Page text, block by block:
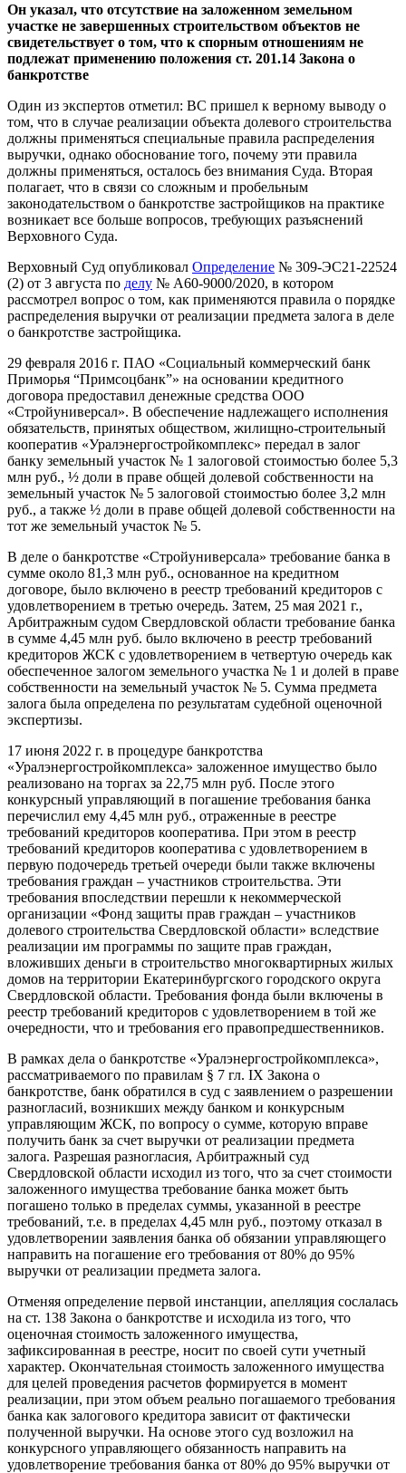
Он указал, что отсутствие на заложенном земельном
участке не завершенных строительством объектов не
свидетельствует о том, что к спорным отношениям не
подлежат применению положения ст. 201.14 Закона о
банкротстве
Один из экспертов отметил: ВС пришел к верному выводу о
том, что в случае реализации объекта долевого строительства
должны применяться специальные правила распределения
выручки, однако обоснование того, почему эти правила
должны применяться, осталось без внимания Суда. Вторая
полагает, что в связи со сложным и пробельным
законодательством о банкротстве застройщиков на практике
возникает все больше вопросов, требующих разъяснений
Верховного Суда.
Верховный Суд опубликовал Определение № 309-ЭС21-22524
(2) от 3 августа по делу № А60-9000/2020, в котором
рассмотрел вопрос о том, как применяются правила о порядке
распределения выручки от реализации предмета залога в деле
о банкротстве застройщика.
29 февраля 2016 г. ПАО «Социальный коммерческий банк
Приморья “Примсоцбанк”» на основании кредитного
договора предоставил денежные средства ООО
«Стройуниверсал». В обеспечение надлежащего исполнения
обязательств, принятых обществом, жилищно-строительный
кооператив «Уралэнергостройкомплекс» передал в залог
банку земельный участок № 1 залоговой стоимостью более 5,3
млн руб., ½ доли в праве общей долевой собственности на
земельный участок № 5 залоговой стоимостью более 3,2 млн
руб., а также ½ доли в праве общей долевой собственности на
тот же земельный участок № 5.
В деле о банкротстве «Стройуниверсала» требование банка в
сумме около 81,3 млн руб., основанное на кредитном
договоре, было включено в реестр требований кредиторов с
удовлетворением в третью очередь. Затем, 25 мая 2021 г.,
Арбитражным судом Свердловской области требование банка
в сумме 4,45 млн руб. было включено в реестр требований
кредиторов ЖСК с удовлетворением в четвертую очередь как
обеспеченное залогом земельного участка № 1 и долей в праве
собственности на земельный участок № 5. Сумма предмета
залога была определена по результатам судебной оценочной
экспертизы.
17 июня 2022 г. в процедуре банкротства
«Уралэнергостройкомплекса» заложенное имущество было
реализовано на торгах за 22,75 млн руб. После этого
конкурсный управляющий в погашение требования банка
перечислил ему 4,45 млн руб., отраженные в реестре
требований кредиторов кооператива. При этом в реестр
требований кредиторов кооператива с удовлетворением в
первую подочередь третьей очереди были также включены
требования граждан – участников строительства. Эти
требования впоследствии перешли к некоммерческой
организации «Фонд защиты прав граждан – участников
долевого строительства Свердловской области» вследствие
реализации им программы по защите прав граждан,
вложивших деньги в строительство многоквартирных жилых
домов на территории Екатеринбургского городского округа
Свердловской области. Требования фонда были включены в
реестр требований кредиторов с удовлетворением в той же
очередности, что и требования его правопредшественников.
В рамках дела о банкротстве «Уралэнергостройкомплекса»,
рассматриваемого по правилам § 7 гл. IX Закона о
банкротстве, банк обратился в суд с заявлением о разрешении
разногласий, возникших между банком и конкурсным
управляющим ЖСК, по вопросу о сумме, которую вправе
получить банк за счет выручки от реализации предмета
залога. Разрешая разногласия, Арбитражный суд
Свердловской области исходил из того, что за счет стоимости
заложенного имущества требование банка может быть
погашено только в пределах суммы, указанной в реестре
требований, т.е. в пределах 4,45 млн руб., поэтому отказал в
удовлетворении заявления банка об обязании управляющего
направить на погашение его требования от 80% до 95%
выручки от реализации предмета залога.
Отменяя определение первой инстанции, апелляция сослалась
на ст. 138 Закона о банкротстве и исходила из того, что
оценочная стоимость заложенного имущества,
зафиксированная в реестре, носит по своей сути учетный
характер. Окончательная стоимость заложенного имущества
для целей проведения расчетов формируется в момент
реализации, при этом объем реально погашаемого требования
банка как залогового кредитора зависит от фактически
полученной выручки. На основе этого суд возложил на
конкурсного управляющего обязанность направить на
удовлетворение требования банка от 80% до 95% выручки от